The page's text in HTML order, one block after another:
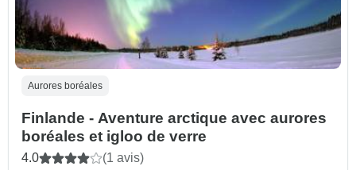
Aurores boréales
Finlande - Aventure arctique avec aurores
boréales et igloo de verre
4.0 (1 avis)